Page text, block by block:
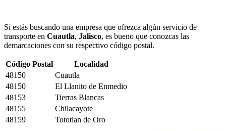
Si estás buscando una empresa que ofrezca algún servicio de
transporte en Cuautla, Jalisco, es bueno que conozcas las
demarcaciones con su respectivo código postal.
Código Postal
Localidad
48150
Cuautla
48150
El Llanito de Enmedio
48153
Tierras Blancas
48155
Chilacayote
48159
Tototlan de Oro